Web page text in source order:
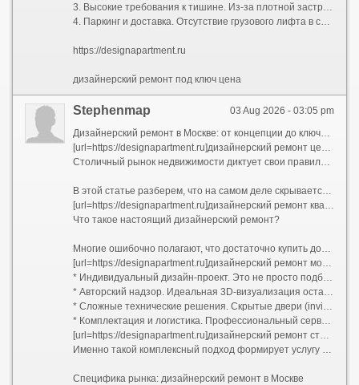
3. Высокие требования к тишине. Из-за плотной застройки управляющие компании жестко штрафуют бригады за работу перфоратором вне разрешенных часов. Это увеличивает общий срок ремонта, так как чистая смена инструмента требует дополнительного времени.
4. Паркинг и доставка. Отсутствие грузового лифта в старом фонде или платный въезд фур во двор могут добавить существенную сумму к транспортным расходам.
https://designapartment.ru
дизайнерский ремонт под ключ цена
03 Aug 2026 - 03:05 pm
Stephenmap
[url=https://designapartment.ru]дизайнерский ремонт цена [/url]
Столичный рынок недвижимости диктует свои правила. Покупка квартиры — это лишь половина дела, а иногда и только начало большого пути. Стандартная отделка от застройщика или устаревший советский интерьер редко отвечают запросам современного жителя мегаполиса. Именно поэтому услуга «дизайнерский ремонт под ключ» становится не роскошью, а рациональной необходимостью для тех, кто ценит свое время, комфорт и эстетику.
В этой статье разберем, что на самом деле скрывается за понятием дизайнерского ремонта в столице, из чего складывается его стоимость и как выбрать надежную команду.
[url=https://designapartment.ru]дизайнерский ремонт квартир под ключ москва [/url]
Что такое настоящий дизайнерский ремонт?
Многие ошибочно полагают, что достаточно купить дорогие обои и итальянскую плитку, чтобы получить качественный результат. Однако разница между качественным евроремонтом и настоящим авторским проектом колоссальна. Дизайнерский ремонт — это прежде всего инженерия пространства:
[url=https://designapartment.ru]дизайнерский ремонт москва [/url]
* Индивидуальный дизайн-проект. Это не просто подбор цветов, а полный пакет рабочей документации: планы демонтажа и монтажа, схемы электрики (с привязками розеток и выключателей), развертки стен, узлы примыканий, план потолков с указанием уровней и световых сценариев, раскладка плитки. В проекте учитывается каждая мелочь: от высоты вывода воды для бойлера до расположения роутера.
* Авторский надзор. Идеальная 3D-визуализация останется картинкой, если прораб решит упростить узел или сместить перегородку на 10 сантиметров. Авторский надзор гарантирует полное соответствие реализации задумке дизайнера.
* Сложные технические решения. Скрытые двери (invisible) со скрытыми петлями, магнитными замками и фугой в цвет стен; многоуровневое освещение с проходными переключателями; системы умного дома; шумоизоляция премиального уровня; приточно-вытяжная вентиляция и кондиционирование, трассы которого спрятаны за потолком без потери высоты помещения.
* Комплектация и логистика. Профессиональный сервис включает закупку черновых и чистовых материалов, их доставку, подъем на этаж и приемку партий. Заказчику не нужно искать, где купить редкий керамогранит или договариваться о возврате бракованной партии паркета.
[url=https://designapartment.ru]дизайнерский ремонт стоимость [/url]
Именно такой комплексный подход формирует услугу «дизайнерский ремонт под ключ». Клиент передает ключи от бетонной коробки (или жилья со старой отделкой) и получает обратно готовую квартиру, полностью укомплектованную техникой, светом, текстилем и даже базовым набором посуды. Все согласования проходят через одного менеджера проекта.
Специфика рынка: дизайнерский ремонт в Москве